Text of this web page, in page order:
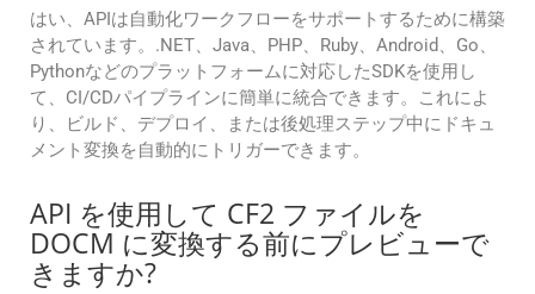
はい、APIは自動化ワークフローをサポートするために構築
されています。.NET、Java、PHP、Ruby、Android、Go、
Pythonなどのプラットフォームに対応したSDKを使用し
て、CI/CDパイプラインに簡単に統合できます。これによ
り、ビルド、デプロイ、または後処理ステップ中にドキュ
メント変換を自動的にトリガーできます。
API を使用して CF2 ファイルを
DOCM に変換する前にプレビューで
きますか?